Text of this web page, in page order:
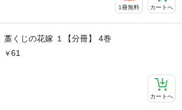
1冊無料 カートへ
藁くじの花嫁 １【分冊】 4巻
61
カートへ